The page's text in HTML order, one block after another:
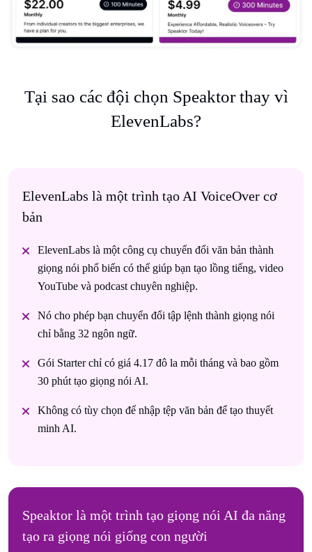
Tại sao các đội chọn Speaktor thay vì
ElevenLabs?
ElevenLabs là một trình tạo AI VoiceOver cơ
bản
ElevenLabs là một công cụ chuyển đổi văn bản thành
giọng nói phổ biến có thể giúp bạn tạo lồng tiếng, video
YouTube và podcast chuyên nghiệp.
Nó cho phép bạn chuyển đổi tập lệnh thành giọng nói
chỉ bằng 32 ngôn ngữ.
Gói Starter chỉ có giá 4.17 đô la mỗi tháng và bao gồm
30 phút tạo giọng nói AI.
Không có tùy chọn để nhập tệp văn bản để tạo thuyết
minh AI.
Speaktor là một trình tạo giọng nói AI đa năng
tạo ra giọng nói giống con người